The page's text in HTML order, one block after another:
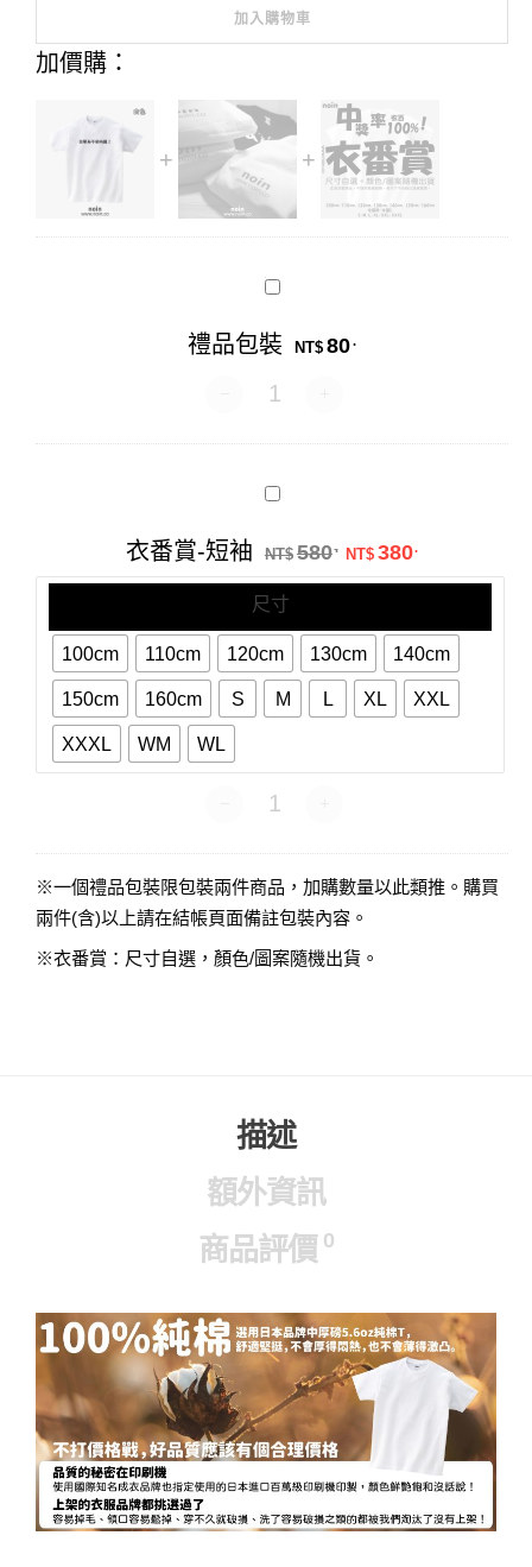
加入購物車
Alternative:
加價購：
禮
裝
禮品包裝 NT$ 80.
禮品包裝 數量
衣
短
袖
衣番賞-短袖 NT$ 580. 原始價格：
NT$ 380.目前價格
尺寸
100cm 110cm 120cm 130cm 140cm
150cm 160cm S M L XL XXL
XXXL WM WL
衣番賞-短袖 數量
※一個禮品包裝限包裝兩件商品，加購數量以此類推。購買
兩件(含)以上請在結帳頁面備註包裝內容。
※衣番賞：尺寸自選，顏色/圖案隨機出貨。
描述
額外資訊
商品評價 0